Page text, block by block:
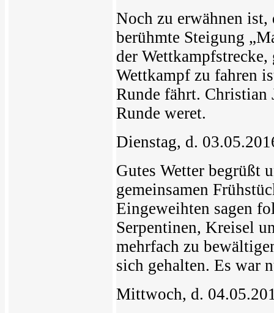
Noch zu erwähnen ist,
berühmte Steigung
der
Wettkampf zu fahren
Runde fährt. Christian
Runde weret.
Dienstag, d.
Gutes Wetter begrüßt
gemeinsamen
Eingeweihten sagen
Serpentinen, Kreisel
mehrfach zu
sich gehalten. Es war
Mittwoch, d.